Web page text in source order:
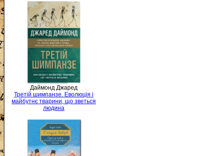
Даймонд Джаред
Третій шимпанзе. Еволюція і
майбутнє тварини, що зветься
людина